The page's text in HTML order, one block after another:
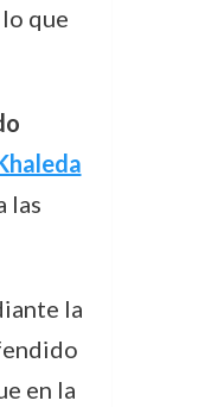
que
las
la
en la